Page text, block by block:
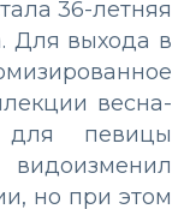
36-летняя
Для выхода в
весна-
для певицы
но при этом